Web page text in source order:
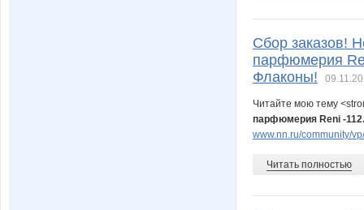
Сбор заказов!
парфюмерия
Флаконы!
Читайте мою тему
парфюмерия Reni -
www.nn.ru/community/
Читать полностью